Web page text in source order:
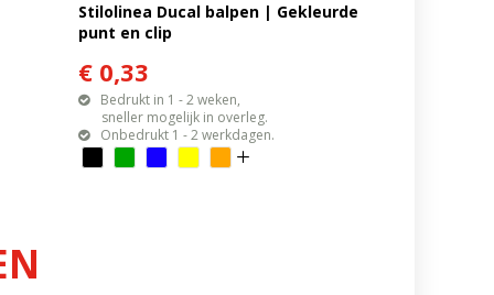
Stilolinea Ducal balpen | Gekleurde
punt en clip
€ 0,33
Bedrukt in 1 - 2 weken,
sneller mogelijk in overleg.
Onbedrukt 1 - 2 werkdagen.